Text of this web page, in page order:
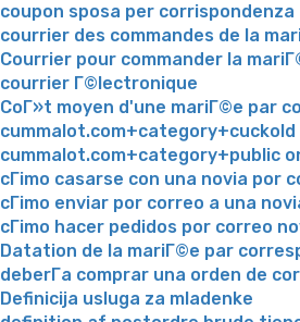
coupon sposa per corrispondenza
courrier des commandes de la
Courrier pour commander la
courrier Г©lectronique
CoГ»t moyen d'une mariГ©e par
cummalot.com+category+public
cГіmo casarse con una novia por
cГіmo enviar por correo a una
cГіmo hacer pedidos por correo
Datation de la mariГ©e par
deberГ­a comprar una orden de
Definicija usluga za mladenke